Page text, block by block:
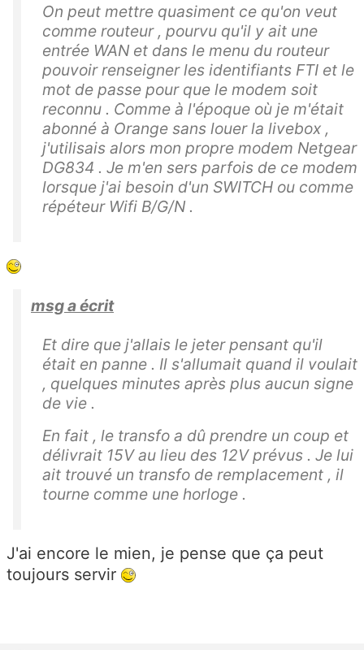
On peut mettre quasiment ce qu'on veut
comme routeur , pourvu qu'il y ait une
entrée WAN et dans le menu du routeur
pouvoir renseigner les identifiants FTI et le
mot de passe pour que le modem soit
reconnu . Comme à l'époque où je m'était
abonné à Orange sans louer la livebox ,
j'utilisais alors mon propre modem Netgear
DG834 . Je m'en sers parfois de ce modem
lorsque j'ai besoin d'un SWITCH ou comme
répéteur Wifi B/G/N .
msg a écrit
Et dire que j'allais le jeter pensant qu'il
était en panne . Il s'allumait quand il voulait
, quelques minutes après plus aucun signe
de vie .
En fait , le transfo a dû prendre un coup et
délivrait 15V au lieu des 12V prévus . Je lui
ait trouvé un transfo de remplacement , il
tourne comme une horloge .
J'ai encore le mien, je pense que ça peut
toujours servir